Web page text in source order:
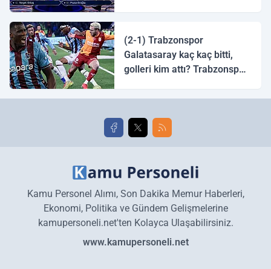
(2-1) Trabzonspor
Galatasaray kaç kaç bitti,
golleri kim attı? Trabzonspor
golleri!
Kamu Personel Alımı, Son Dakika Memur Haberleri,
Ekonomi, Politika ve Gündem Gelişmelerine
kamupersoneli.net'ten Kolayca Ulaşabilirsiniz.
www.kamupersoneli.net